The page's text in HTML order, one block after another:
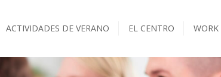
ACTIVIDADES DE VERANO EL CENTRO WORK